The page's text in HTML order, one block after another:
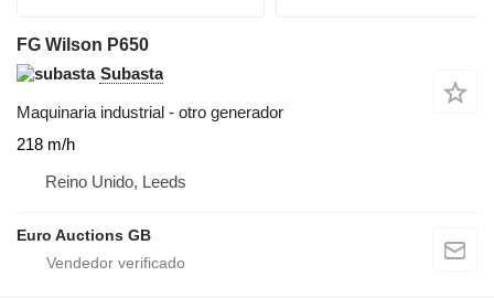
FG Wilson P650
Subasta
Maquinaria industrial - otro generador
218 m/h
Reino Unido, Leeds
Euro Auctions GB